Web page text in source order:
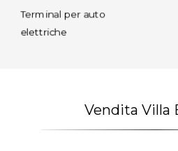
auto
Vendita Villa